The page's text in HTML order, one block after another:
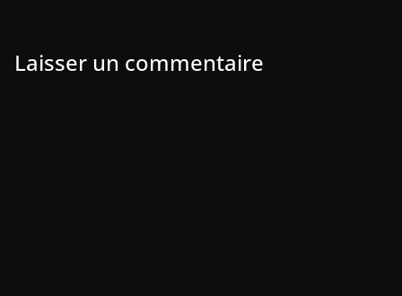
Laisser un commentaire